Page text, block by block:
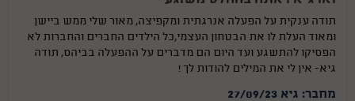
תודה ענקית על הפעלה אנרגתית ומקפיצה, מאור שלי ממש ביישן
ומאוד העלת לו את הבטחון העצמי,כל הילדים החברים והחברות לא
הפסיקו להתשגע ועד היום הם מדברים על ההפעלה בביהס, תודה
גיא- אין לי את המילים להודות לך !
מחבר: גיא 27/09/23